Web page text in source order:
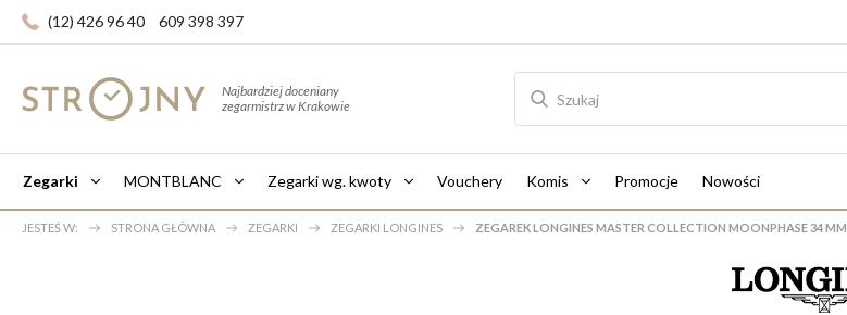
(12) 426 96 40 609 398 397
Najbardziej doceniany
zegarmistrz w Krakowie
Zegarki MONTBLANC Zegarki wg. kwoty Vouchery Komis Promocje Nowości
JESTEŚ W: STRONA GŁÓWNA ZEGARKI ZEGARKI LONGINES ZEGAREK LONGINES MASTER COLLECTION MOONPHASE 34 MM